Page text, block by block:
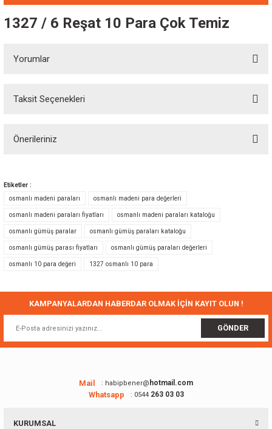
1327 / 6 Reşat 10 Para Çok Temiz
Yorumlar
Taksit Seçenekleri
Önerileriniz
Görüş ve önerileriniz için teşekkür ederiz.
Ürün resmi kalitesiz, bozuk veya görüntülenemiyor.
Ürün açıklamasında eksik bilgiler bulunuyor.
Ürün bilgilerinde hatalar bulunuyor.
Bu ürüne benzer farklı alternatifler olmalı.
Gönder
Etiketler :
osmanlı madeni paraları
osmanlı madeni para değerleri
osmanlı madeni paraları fiyatları osmanlı madeni paraları kataloğu
osmanlı gümüş paralar osmanlı gümüş paraları kataloğu
osmanlı gümüş parası fiyatları osmanlı gümüş paraları değerleri
osmanlı 10 para değeri 1327 osmanlı 10 para
KAMPANYALARDAN HABERDAR OLMAK İÇİN KAYIT OLUN !
GÖNDER
Mail : habipbener@ hotmail.com
Whatsapp : 0544263 03 03
KURUMSAL